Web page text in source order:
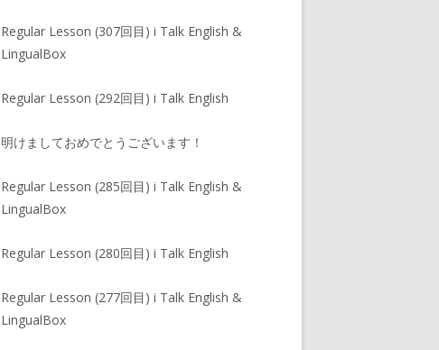
Regular Lesson (307回目) i Talk English &
LingualBox
Regular Lesson (292回目) i Talk English
明けましておめでとうございます！
Regular Lesson (285回目) i Talk English &
LingualBox
Regular Lesson (280回目) i Talk English
Regular Lesson (277回目) i Talk English &
LingualBox